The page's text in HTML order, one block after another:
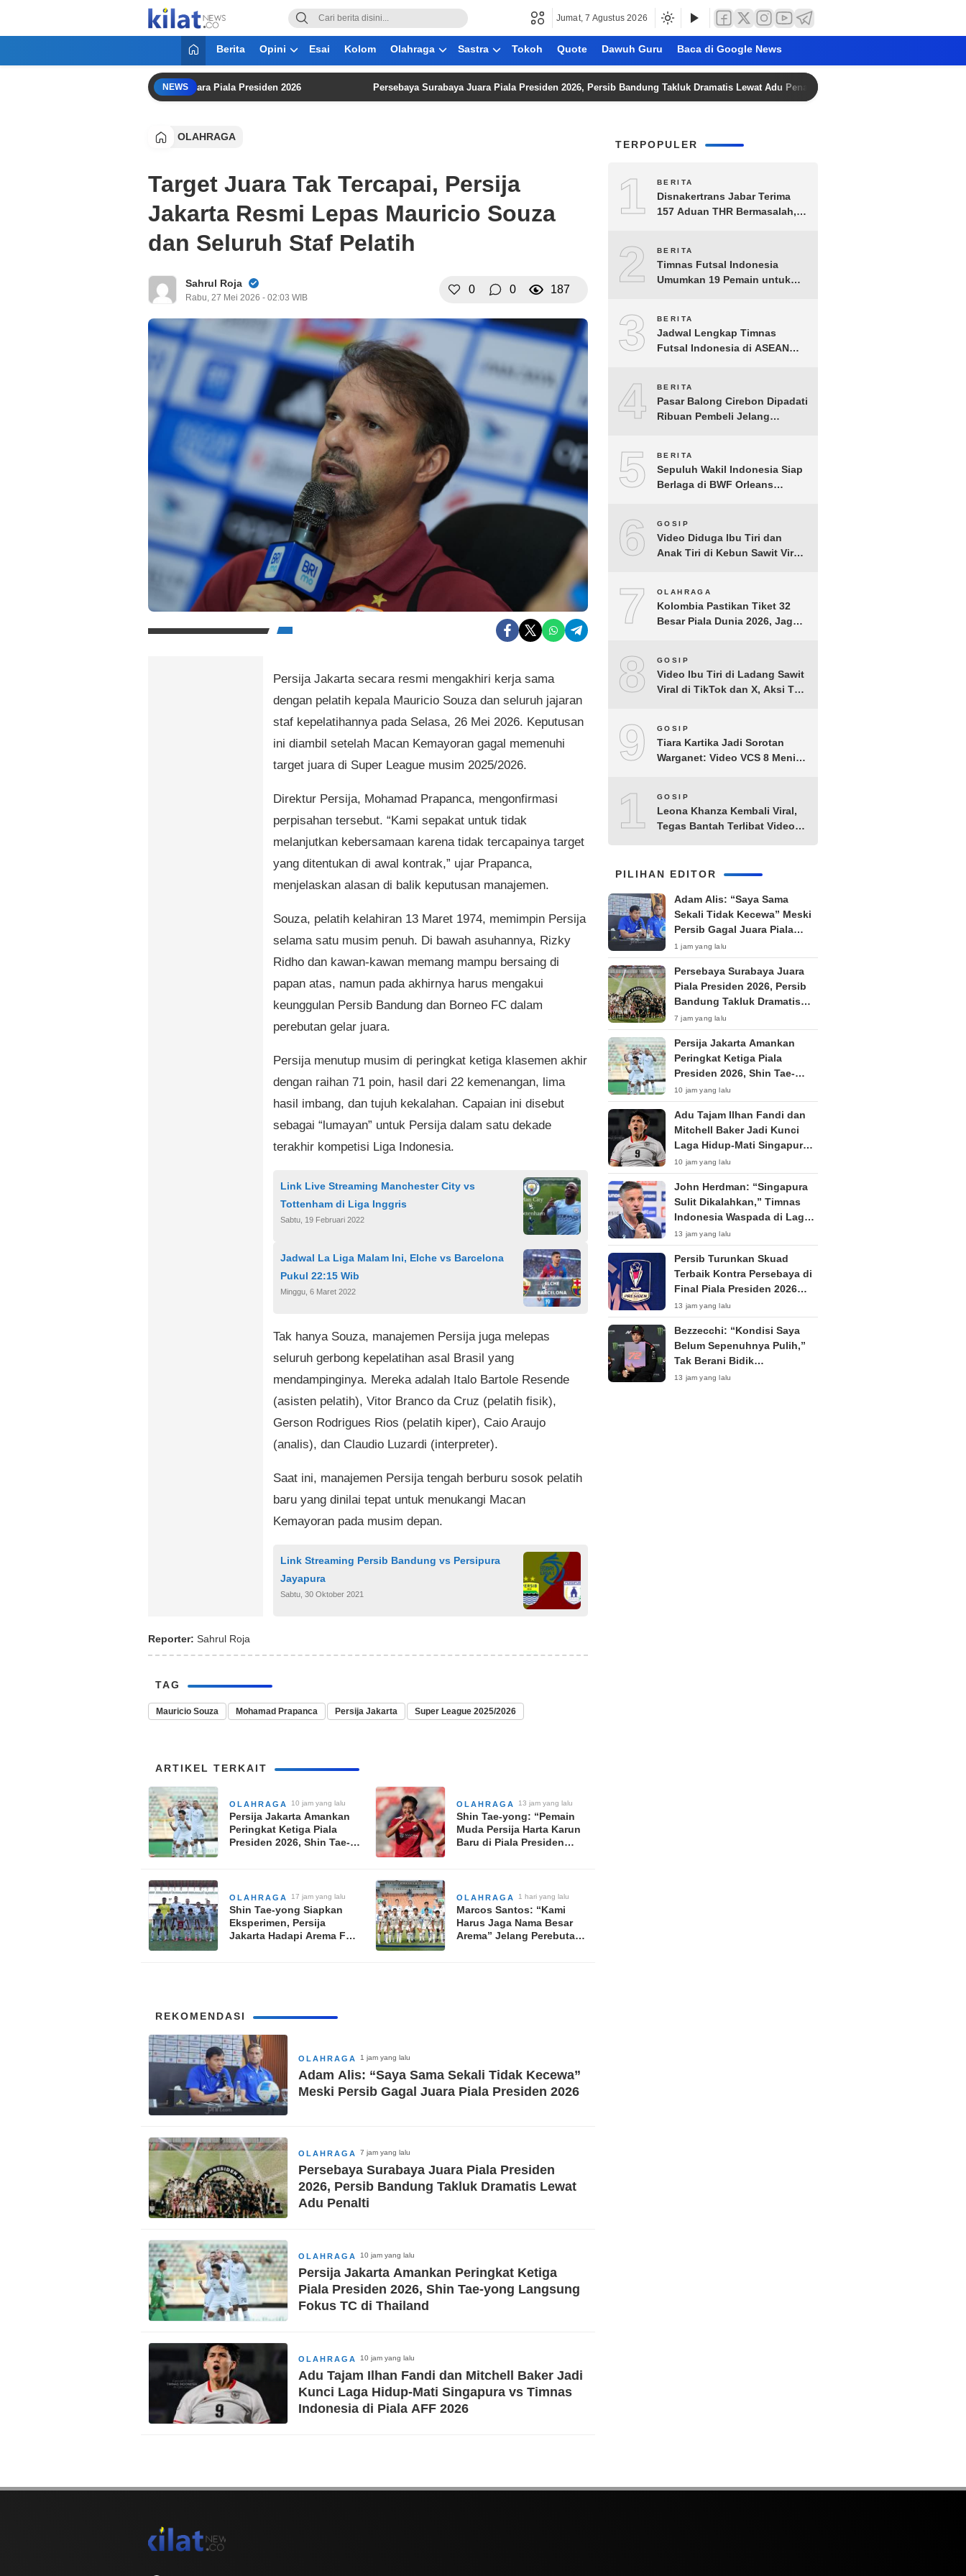
KilatNews.co
Mencerdaskan Anak Bangsa
Jumat, 7 Agustus 2026
Berita Opini Esai Kolom Olahraga Sastra Tokoh Quote Dawuh Guru Baca di Google News
NEWS
Kecewa” Meski Persib Gagal Juara Piala Presiden 2026 Persebaya Surabaya Juara Piala Presiden 2026, Persib Bandung Takluk Dramatis Lewat Adu Penalti
OLAHRAGA
Target Juara Tak Tercapai, Persija
Jakarta Resmi Lepas Mauricio Souza
dan Seluruh Staf Pelatih
Sahrul Roja
Rabu, 27 Mei 2026 - 02:03 WIB
0 0 187
Persija Jakarta secara resmi mengakhiri kerja sama
dengan pelatih kepala Mauricio Souza dan seluruh jajaran
staf kepelatihannya pada Selasa, 26 Mei 2026. Keputusan
ini diambil setelah Macan Kemayoran gagal memenuhi
target juara di Super League musim 2025/2026.
Direktur Persija, Mohamad Prapanca, mengonfirmasi
perpisahan tersebut. “Kami sepakat untuk tidak
melanjutkan kebersamaan karena tidak tercapainya target
yang ditentukan di awal kontrak,” ujar Prapanca,
menjelaskan alasan di balik keputusan manajemen.
Souza, pelatih kelahiran 13 Maret 1974, memimpin Persija
selama satu musim penuh. Di bawah asuhannya, Rizky
Ridho dan kawan-kawan memang mampu bersaing di
papan atas, namun pada akhirnya harus mengakui
keunggulan Persib Bandung dan Borneo FC dalam
perebutan gelar juara.
Persija menutup musim di peringkat ketiga klasemen akhir
dengan raihan 71 poin, hasil dari 22 kemenangan, lima
hasil imbang, dan tujuh kekalahan. Capaian ini disebut
sebagai “lumayan” untuk Persija dalam satu dekade
terakhir kompetisi Liga Indonesia.
Link Live Streaming Manchester City vs
Tottenham di Liga Inggris
Sabtu, 19 Februari 2022
Jadwal La Liga Malam Ini, Elche vs Barcelona
Pukul 22:15 Wib
Minggu, 6 Maret 2022
Tak hanya Souza, manajemen Persija juga melepas
seluruh gerbong kepelatihan asal Brasil yang
mendampinginya. Mereka adalah Italo Bartole Resende
(asisten pelatih), Vitor Branco da Cruz (pelatih fisik),
Gerson Rodrigues Rios (pelatih kiper), Caio Araujo
(analis), dan Claudio Luzardi (interpreter).
Saat ini, manajemen Persija tengah berburu sosok pelatih
baru yang dinilai tepat untuk menukangi Macan
Kemayoran pada musim depan.
Link Streaming Persib Bandung vs Persipura
Jayapura
Sabtu, 30 Oktober 2021
Reporter: Sahrul Roja
TAG
Mauricio Souza Mohamad Prapanca Persija Jakarta Super League 2025/2026
ARTIKEL TERKAIT
OLAHRAGA 10 jam yang lalu
Persija Jakarta Amankan
Peringkat Ketiga Piala
Presiden 2026, Shin Tae-
OLAHRAGA 13 jam yang lalu
Shin Tae-yong: “Pemain
Muda Persija Harta Karun
Baru di Piala Presiden
OLAHRAGA 17 jam yang lalu
Shin Tae-yong Siapkan
Eksperimen, Persija
Jakarta Hadapi Arema FC
OLAHRAGA 1 hari yang lalu
Marcos Santos: “Kami
Harus Jaga Nama Besar
Arema” Jelang Perebutan
REKOMENDASI
OLAHRAGA 1 jam yang lalu
Adam Alis: “Saya Sama Sekali Tidak Kecewa”
Meski Persib Gagal Juara Piala Presiden 2026
OLAHRAGA 7 jam yang lalu
Persebaya Surabaya Juara Piala Presiden
2026, Persib Bandung Takluk Dramatis Lewat
Adu Penalti
OLAHRAGA 10 jam yang lalu
Persija Jakarta Amankan Peringkat Ketiga
Piala Presiden 2026, Shin Tae-yong Langsung
Fokus TC di Thailand
OLAHRAGA 10 jam yang lalu
Adu Tajam Ilhan Fandi dan Mitchell Baker Jadi
Kunci Laga Hidup-Mati Singapura vs Timnas
Indonesia di Piala AFF 2026
TERPOPULER
1 BERITA
Disnakertrans Jabar Terima
157 Aduan THR Bermasalah,
2 BERITA
Timnas Futsal Indonesia
Umumkan 19 Pemain untuk
3 BERITA
Jadwal Lengkap Timnas
Futsal Indonesia di ASEAN
4 BERITA
Pasar Balong Cirebon Dipadati
Ribuan Pembeli Jelang
5 BERITA
Sepuluh Wakil Indonesia Siap
Berlaga di BWF Orleans
6 GOSIP
Video Diduga Ibu Tiri dan
Anak Tiri di Kebun Sawit Viral,
7 OLAHRAGA
Kolombia Pastikan Tiket 32
Besar Piala Dunia 2026, Jaga
8 GOSIP
Video Ibu Tiri di Ladang Sawit
Viral di TikTok dan X, Aksi Tak
9 GOSIP
Tiara Kartika Jadi Sorotan
Warganet: Video VCS 8 Menit
10
GOSIP
Leona Khanza Kembali Viral,
Tegas Bantah Terlibat Video
PILIHAN EDITOR
Adam Alis: “Saya Sama
Sekali Tidak Kecewa” Meski
Persib Gagal Juara Piala
Presiden 2026
1 jam yang lalu
Persebaya Surabaya Juara
Piala Presiden 2026, Persib
Bandung Takluk Dramatis
Lewat Adu Penalti
7 jam yang lalu
Persija Jakarta Amankan
Peringkat Ketiga Piala
Presiden 2026, Shin Tae-
yong Langsung Fokus TC di
Thailand
10 jam yang lalu
Adu Tajam Ilhan Fandi dan
Mitchell Baker Jadi Kunci
Laga Hidup-Mati Singapura
vs Timnas Indonesia di Piala
AFF 2026
10 jam yang lalu
John Herdman: “Singapura
Sulit Dikalahkan,” Timnas
Indonesia Waspada di Laga
Penentu Semifinal
13 jam yang lalu
Persib Turunkan Skuad
Terbaik Kontra Persebaya di
Final Piala Presiden 2026
Tanpa Penonton
13 jam yang lalu
Bezzecchi: “Kondisi Saya
Belum Sepenuhnya Pulih,”
Tak Berani Bidik
Kemenangan di Silverstone
13 jam yang lalu